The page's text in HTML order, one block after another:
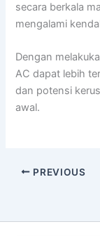
secara berkala
mengalami
Dengan
AC dapat lebih
dan potensi
awal.
PREVIOUS